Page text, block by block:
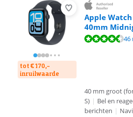
tot € 170,-
inruilwaarde
Apple Watch
40mm
Beoordeling is 9,0 van de 10, gebaseerd op
46
40 mm groot
S) | Bel en
berichten |